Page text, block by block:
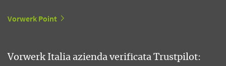
Vorwerk Point
Vorwerk Italia azienda verificata Trustpilot: